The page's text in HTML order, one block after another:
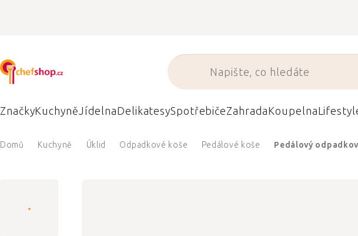
ZnačkyKuchyněJídelnaDelikatesySpotřebičeZahradaKoupelna
Domů Kuchyně Úklid Odpadkové koše Pedálové koše Pedálový